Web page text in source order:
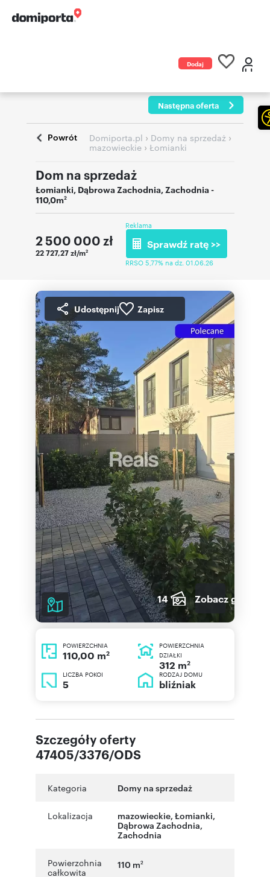
Dodaj
Następna oferta
Powrót Domiporta.pl › Domy na sprzedaż ›
mazowieckie › Łomianki
Dom na sprzedaż
Łomianki, Dąbrowa Zachodnia,Zachodnia-
110,0m2
2 500 000 zł
22 727,27 zł/m2
Reklama
Sprawdź ratę >>
RRSO 5,77% na dz. 01.06.26
Udostępnij Zapisz
14 Zobacz galerię
POWIERZCHNIA
110,00 m2
POWIERZCHNIA
DZIAŁKI
312 m2
LICZBA POKOI
5
RODZAJ DOMU
bliźniak
Szczegóły oferty
47405/3376/ODS
Kategoria Domy na sprzedaż
Lokalizacja mazowieckie, Łomianki,
Dąbrowa Zachodnia,
Zachodnia
Powierzchnia
całkowita
110 m2